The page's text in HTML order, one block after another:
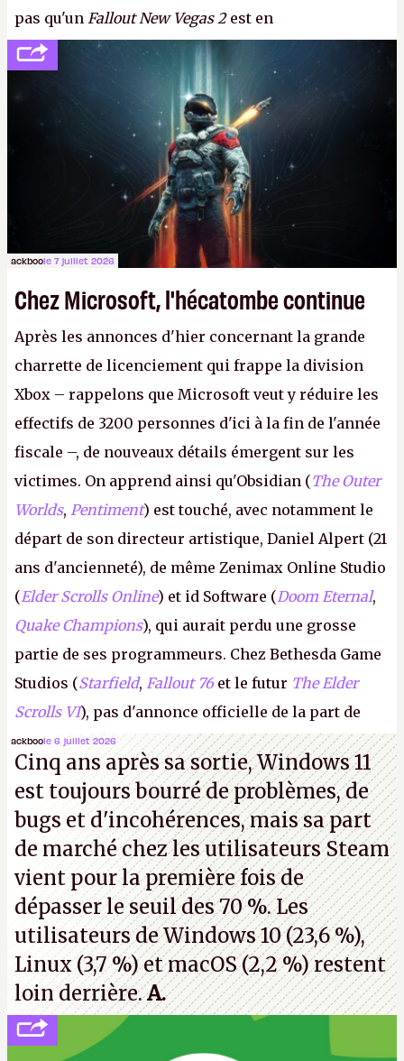
pas qu'un Fallout New Vegas 2est en
développement (pour ce que l'on sait, ils bossent
peut-être sur
Fallout Football ou
Fallout vs. Les
Lapins Crétins) et l'Obsidian d'aujourd'hui n'est plus
le même studio qu'il y a 15 ans. Mais bon, OK, on
peut commencer à fantasmer.A.
ackboole 7 juillet 2026
Chez Microsoft, l'hécatombe continue
Après les annonces d'hier concernant la grande
charrette de licenciement qui frappe la division
Xbox – rappelons que Microsoft veut y réduire les
effectifs de 3200 personnes d'ici à la fin de l'année
fiscale –, de nouveaux détails émergent sur les
victimes. On apprend ainsi qu'Obsidian (The Outer
Worlds, Pentiment) est touché, avec notamment le
départ de son directeur artistique, Daniel Alpert (21
ans d'ancienneté), de même Zenimax Online Studio
(Elder Scrolls Online) et id Software (Doom Eternal,
Quake Champions), qui aurait perdu une grosse
partie de ses programmeurs. Chez Bethesda Game
Studios (Starfield, Fallout 76 et le futur The Elder
Scrolls VI), pas d'annonce officielle de la part de
Microsoft, mais le syndicat des employés confirme
de nombreux licenciements.A.
ackboole 6 juillet 2026
Cinq ans après sa sortie, Windows 11
est toujours bourré de problèmes, de
bugs et d'incohérences, mais sa part
de marché chez les utilisateurs Steam
vient pour la première fois de
dépasser le seuil des 70 %. Les
utilisateurs de Windows 10 (23,6 %),
Linux (3,7 %) et macOS (2,2 %) restent
loin derrière.A.